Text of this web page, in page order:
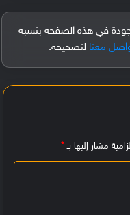
في هذه الصفحة بنسبة
معنا لتصحيحه.
مشار إليها بـ*